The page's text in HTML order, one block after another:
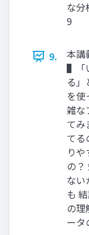
な分
9
9.
本講
▌「
る」
を使
雑
てみ
てる
り
の
ない
も
の
ータ